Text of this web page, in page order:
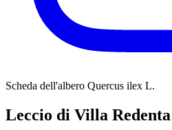
Scheda dell'albero Quercus ilex L.
Leccio di Villa Redenta